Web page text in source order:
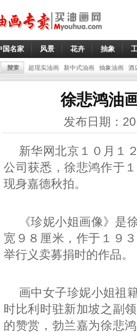
国名家 风景 花卉 抽象
超现实油画 新中式油画 抽象油画 酒
徐悲鸿油
发布日期：
新华网北京１０月１
公司获悉，徐悲鸿作于
现身嘉德秋拍。
《珍妮小姐画像》是
宽９８厘米，作于１９
举行义卖募捐时的作品。
画中女子珍妮小姐祖
时比利时驻新加坡之副
的赞赏，勃兰嘉为徐悲